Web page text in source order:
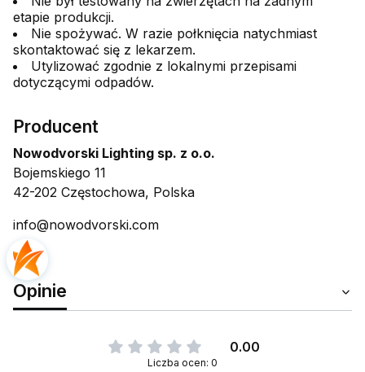
etapie produkcji.
Nie spożywać. W razie połknięcia natychmiast
skontaktować się z lekarzem.
Utylizować zgodnie z lokalnymi przepisami
dotyczącymi odpadów.
Producent
Nowodvorski Lighting sp. z o.o.
Bojemskiego 11
42-202 Częstochowa, Polska
info@nowodvorski.com
Opinie
0.00
Liczba ocen: 0